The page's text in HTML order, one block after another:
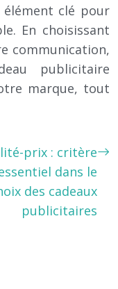
clé pour
En choisissant
communication,
publicitaire
marque, tout
prix : critère
dans le
des cadeaux
publicitaires